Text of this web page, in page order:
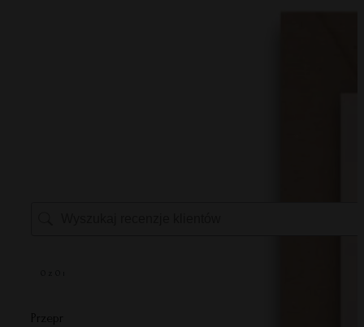
Przepraszamy, żadne recenzje nie pasują do twoich aktualnych